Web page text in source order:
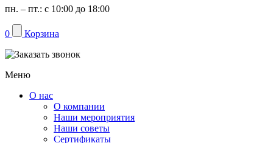
пн. – пт.: с 10:00 до 18:00
0 Корзина
Меню
О нас
О компании
Наши мероприятия
Наши советы
Сертификаты